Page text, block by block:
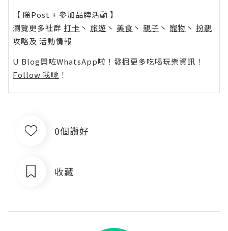
【 睇Post + 參加品牌活動 】
瀏覽更多社群 打卡 丶 旅遊 丶 美食 丶 親子 丶 寵物 丶 扮靚
攻略及 活動情報
U Blog開咗WhatsApp啦！發掘更多吃喝玩樂資訊！
Follow 我哋 ！
0個讚好
收藏